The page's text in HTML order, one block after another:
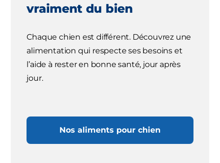
vraiment du bien
Chaque chien est différent. Découvrez une
alimentation qui respecte ses besoins et
l’aide à rester en bonne santé, jour après
jour.
Nos aliments pour chien